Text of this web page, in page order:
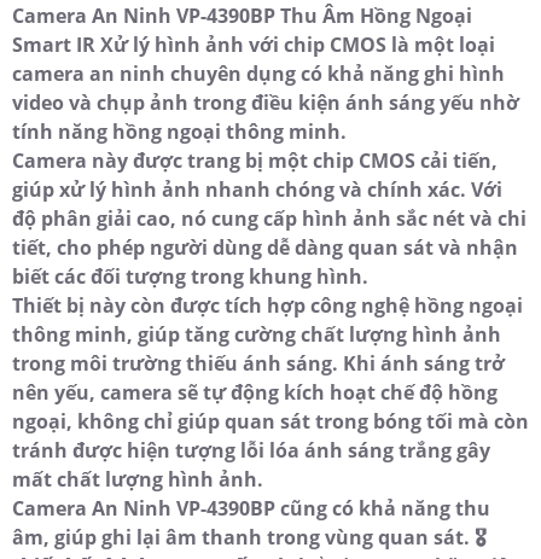
Camera An Ninh VP-4390BP Thu Âm Hồng Ngoại
Smart IR Xử lý hình ảnh với chip CMOS là một loại
camera an ninh chuyên dụng có khả năng ghi hình
video và chụp ảnh trong điều kiện ánh sáng yếu nhờ
tính năng hồng ngoại thông minh.
Camera này được trang bị một chip CMOS cải tiến,
giúp xử lý hình ảnh nhanh chóng và chính xác. Với
độ phân giải cao, nó cung cấp hình ảnh sắc nét và chi
tiết, cho phép người dùng dễ dàng quan sát và nhận
biết các đối tượng trong khung hình.
Thiết bị này còn được tích hợp công nghệ hồng ngoại
thông minh, giúp tăng cường chất lượng hình ảnh
trong môi trường thiếu ánh sáng. Khi ánh sáng trở
nên yếu, camera sẽ tự động kích hoạt chế độ hồng
ngoại, không chỉ giúp quan sát trong bóng tối mà còn
tránh được hiện tượng lỗi lóa ánh sáng trắng gây
mất chất lượng hình ảnh.
Camera An Ninh VP-4390BP cũng có khả năng thu
âm, giúp ghi lại âm thanh trong vùng quan sát. 🎖️